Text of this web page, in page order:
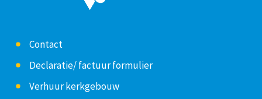
Contact
Declaratie/ factuur formulier
Verhuur kerkgebouw